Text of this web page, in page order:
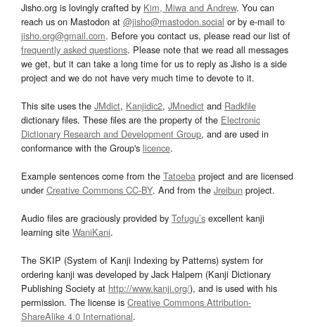
Jisho.org is lovingly crafted by Kim, Miwa and Andrew. You can
reach us on Mastodon at @jisho@mastodon.social or by e-mail to
jisho.org@gmail.com. Before you contact us, please read our list of
frequently asked questions. Please note that we read all messages
we get, but it can take a long time for us to reply as Jisho is a side
project and we do not have very much time to devote to it.
This site uses the JMdict, Kanjidic2, JMnedict and Radkfile
dictionary files. These files are the property of the Electronic
Dictionary Research and Development Group, and are used in
conformance with the Group's licence.
Example sentences come from the Tatoeba project and are licensed
underCreative Commons CC-BY. And from the Jreibun project.
Audio files are graciously provided by Tofugu’s excellent kanji
learning site WaniKani.
The SKIP (System of Kanji Indexing by Patterns) system for
ordering kanji was developed by Jack Halpern (Kanji Dictionary
Publishing Society at http://www.kanji.org/), and is used with his
permission. The license is Creative Commons Attribution-
ShareAlike 4.0 International.